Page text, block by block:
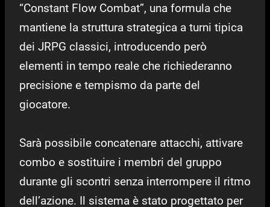
“Constant Flow Combat”, una formula che
mantiene la struttura strategica a turni tipica
dei JRPG classici, introducendo però
elementi in tempo reale che richiederanno
precisione e tempismo da parte del
giocatore.
Sarà possibile concatenare attacchi, attivare
combo e sostituire i membri del gruppo
durante gli scontri senza interrompere il ritmo
dell’azione. Il sistema è stato progettato per